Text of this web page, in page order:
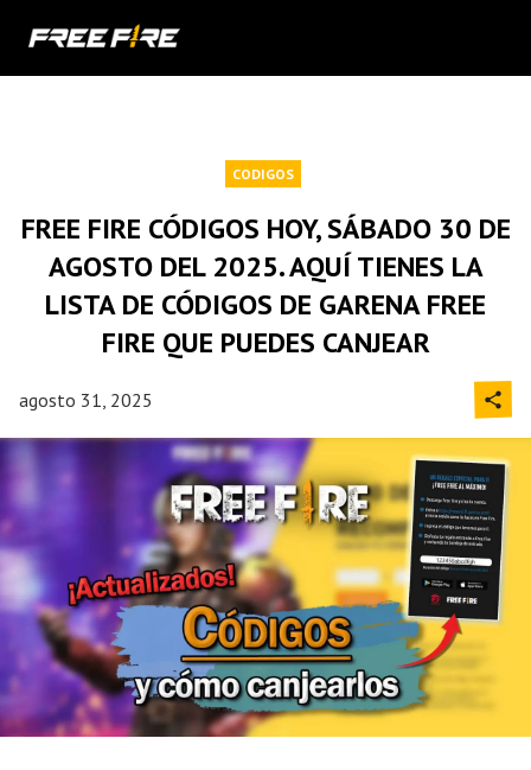
CODIGOS
FREE FIRE CÓDIGOS HOY, SÁBADO 30 DE
AGOSTO DEL 2025. AQUÍ TIENES LA
LISTA DE CÓDIGOS DE GARENA FREE
FIRE QUE PUEDES CANJEAR
agosto 31, 2025